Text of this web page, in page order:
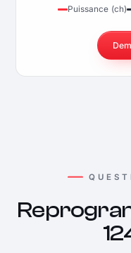
Puissance (ch)